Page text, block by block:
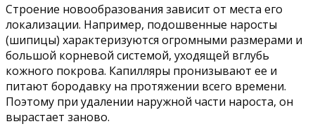
Строение новообразования зависит от места его
локализации. Например, подошвенные наросты
(шипицы) характеризуются огромными размерами и
большой корневой системой, уходящей вглубь
кожного покрова. Капилляры пронизывают ее и
питают бородавку на протяжении всего времени.
Поэтому при удалении наружной части нароста, он
вырастает заново.